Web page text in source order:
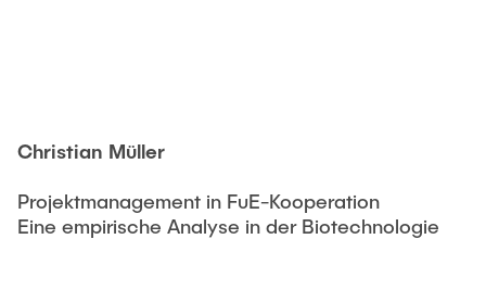
Herausgeberbände
Arbeitspapiere
Konferenzbeiträge
Digitalization & Innovation
Social Innovation & Entrepreneurship
AKTUELLES
Christian Müller
Projektmanagement in FuE-Kooperation
Eine empirische Analyse in der Biotechnologie